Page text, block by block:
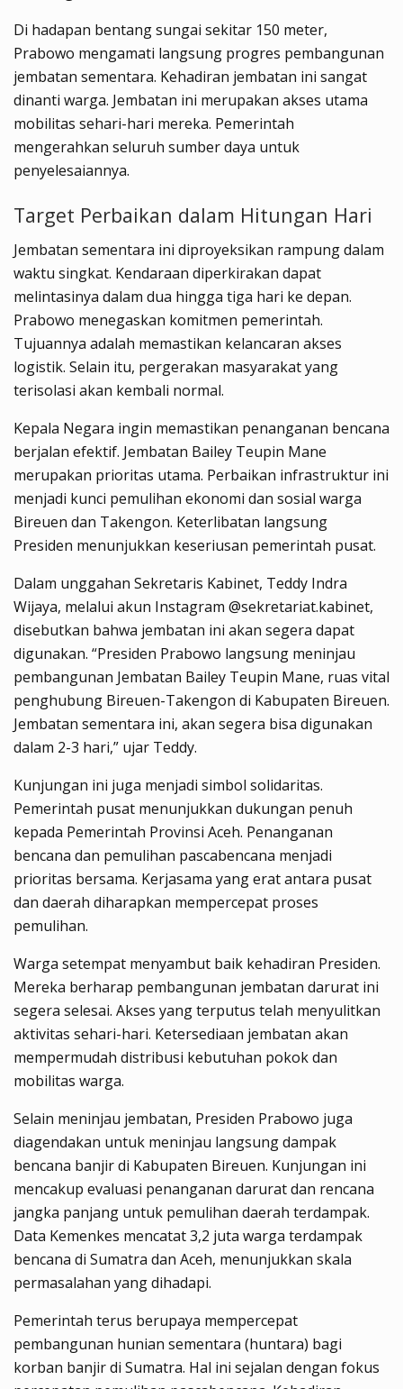
Di hadapan bentang sungai sekitar 150 meter,
Prabowo mengamati langsung progres pembangunan
jembatan sementara. Kehadiran jembatan ini sangat
dinanti warga. Jembatan ini merupakan akses utama
mobilitas sehari-hari mereka. Pemerintah
mengerahkan seluruh sumber daya untuk
penyelesaiannya.
Target Perbaikan dalam Hitungan Hari
Jembatan sementara ini diproyeksikan rampung dalam
waktu singkat. Kendaraan diperkirakan dapat
melintasinya dalam dua hingga tiga hari ke depan.
Prabowo menegaskan komitmen pemerintah.
Tujuannya adalah memastikan kelancaran akses
logistik. Selain itu, pergerakan masyarakat yang
terisolasi akan kembali normal.
Kepala Negara ingin memastikan penanganan bencana
berjalan efektif. Jembatan Bailey Teupin Mane
merupakan prioritas utama. Perbaikan infrastruktur ini
menjadi kunci pemulihan ekonomi dan sosial warga
Bireuen dan Takengon. Keterlibatan langsung
Presiden menunjukkan keseriusan pemerintah pusat.
Dalam unggahan Sekretaris Kabinet, Teddy Indra
Wijaya, melalui akun Instagram @sekretariat.kabinet,
disebutkan bahwa jembatan ini akan segera dapat
digunakan. “Presiden Prabowo langsung meninjau
pembangunan Jembatan Bailey Teupin Mane, ruas vital
penghubung Bireuen-Takengon di Kabupaten Bireuen.
Jembatan sementara ini, akan segera bisa digunakan
dalam 2-3 hari,” ujar Teddy.
Kunjungan ini juga menjadi simbol solidaritas.
Pemerintah pusat menunjukkan dukungan penuh
kepada Pemerintah Provinsi Aceh. Penanganan
bencana dan pemulihan pascabencana menjadi
prioritas bersama. Kerjasama yang erat antara pusat
dan daerah diharapkan mempercepat proses
pemulihan.
Warga setempat menyambut baik kehadiran Presiden.
Mereka berharap pembangunan jembatan darurat ini
segera selesai. Akses yang terputus telah menyulitkan
aktivitas sehari-hari. Ketersediaan jembatan akan
mempermudah distribusi kebutuhan pokok dan
mobilitas warga.
Selain meninjau jembatan, Presiden Prabowo juga
diagendakan untuk meninjau langsung dampak
bencana banjir di Kabupaten Bireuen. Kunjungan ini
mencakup evaluasi penanganan darurat dan rencana
jangka panjang untuk pemulihan daerah terdampak.
Data Kemenkes mencatat 3,2 juta warga terdampak
bencana di Sumatra dan Aceh, menunjukkan skala
permasalahan yang dihadapi.
Pemerintah terus berupaya mempercepat
pembangunan hunian sementara (huntara) bagi
korban banjir di Sumatra. Hal ini sejalan dengan fokus